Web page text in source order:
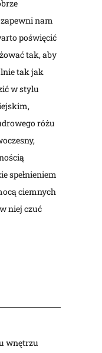
nam
poświęcić
tak, aby
tak jak
w stylu
różu
spełnieniem
ciemnych
niej czuć
wnętrzu